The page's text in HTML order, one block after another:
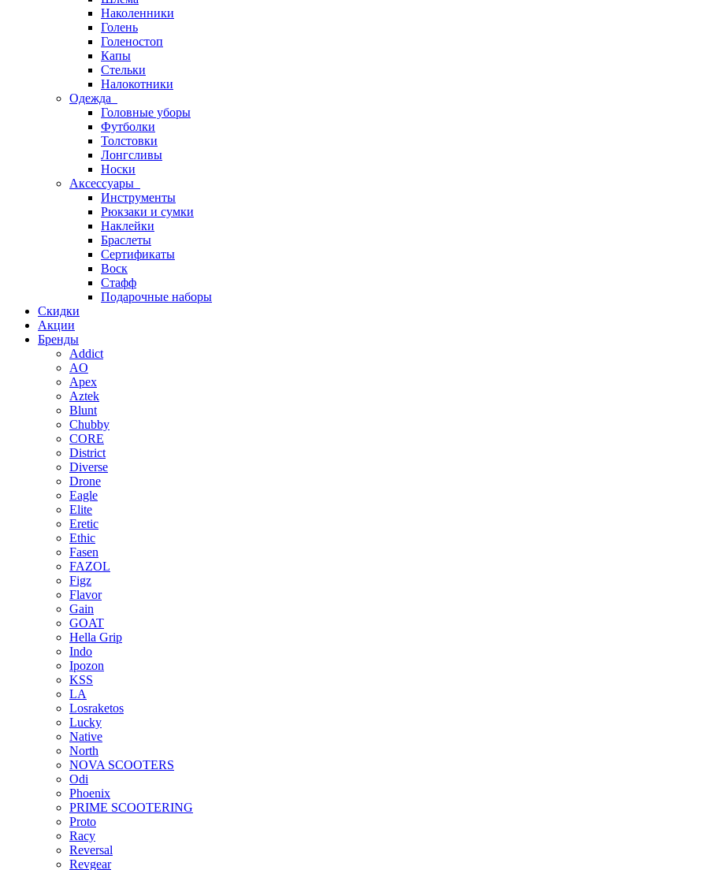
Наколенники
Голень
Голеностоп
Капы
Стельки
Налокотники
Одежда
Головные уборы
Футболки
Толстовки
Лонгсливы
Носки
Аксессуары
Инструменты
Рюкзаки и сумки
Наклейки
Браслеты
Сертификаты
Воск
Стафф
Подарочные наборы
Скидки
Акции
Бренды
Addict
AO
Apex
Aztek
Blunt
Chubby
CORE
District
Diverse
Drone
Eagle
Elite
Eretic
Ethic
Fasen
FAZOL
Figz
Flavor
Gain
GOAT
Hella Grip
Indo
Ipozon
KSS
LA
Losraketos
Lucky
Native
North
NOVA SCOOTERS
Odi
Phoenix
PRIME SCOOTERING
Proto
Racy
Reversal
Revgear